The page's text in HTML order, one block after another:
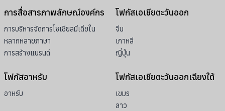
การสื่อสารภาพลักษณ์องค์กร
การบริหารจัดการโซเชียลมีเดียใน
หลากหลายภาษา
การสร้างแบรนด์
โฟกัสเอเชียตะวันออก
จีน
เกาหลี
ญี่ปุ่น
โฟกัสอาหรับ
อาหรับ
โฟกัสเอเชียตะวันออกเฉียงใต้
เขมร
ลาว